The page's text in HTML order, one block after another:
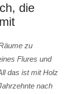
die
zu
Flures und
das ist mit Holz
nach